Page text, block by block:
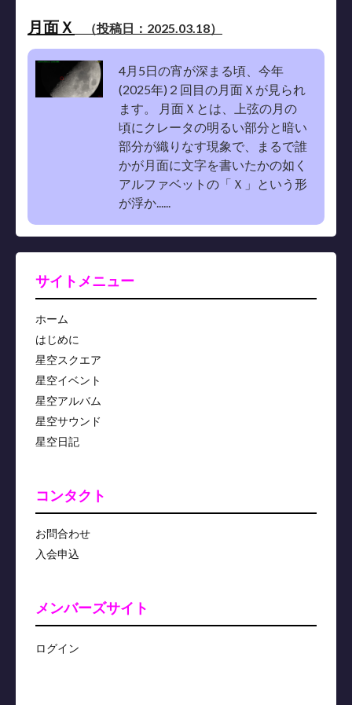
月面Ｘ （投稿日：2025.03.18）
4月5日の宵が深まる頃、今年
(2025年)２回目の月面Ｘが見られ
ます。 月面Ｘとは、上弦の月の
頃にクレータの明るい部分と暗い
部分が織りなす現象で、まるで誰
かが月面に文字を書いたかの如く
アルファベットの「Ｘ」という形
が浮か......
サイトメニュー
ホーム
はじめに
星空スクエア
星空イベント
星空アルバム
星空サウンド
星空日記
コンタクト
お問合わせ
入会申込
メンバーズサイト
ログイン